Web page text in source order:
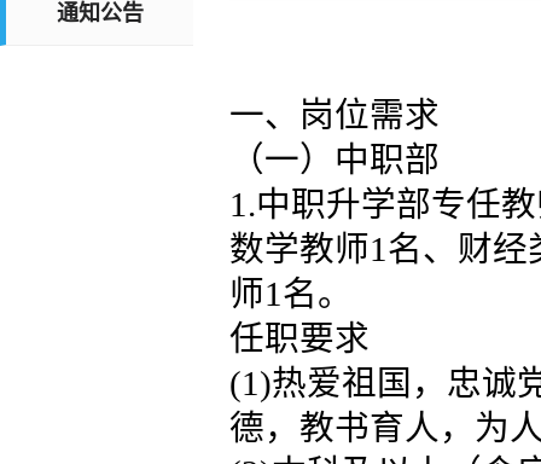
通知公告
一、岗位需求
（一）中职部
1.中职升学部专任
数学教师1名、财
师1名。
任职要求
(1)热爱祖国，忠诚
德，教书育人，为